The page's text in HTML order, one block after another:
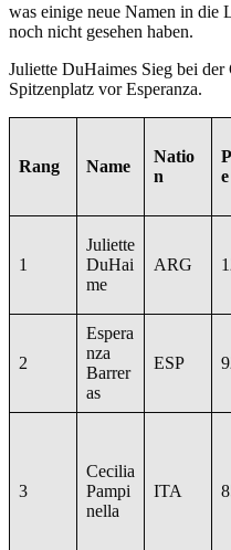
was einige neue Namen in die
noch nicht gesehen haben.
Juliette DuHaimes Sieg bei
Spitzenplatz vor Esperanza.
Rang Name
Natio
n
e
1
Juliette
DuHai
me
ARG
2
Espera
nza
Barrer
as
ESP
3
Cecilia
Pampi
nella
ITA